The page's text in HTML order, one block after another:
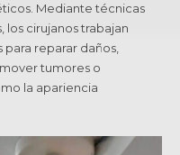
Mediante técnicas
cirujanos trabajan
reparar daños,
tumores o
la apariencia